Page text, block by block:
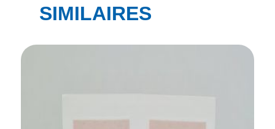
SIMILAIRES